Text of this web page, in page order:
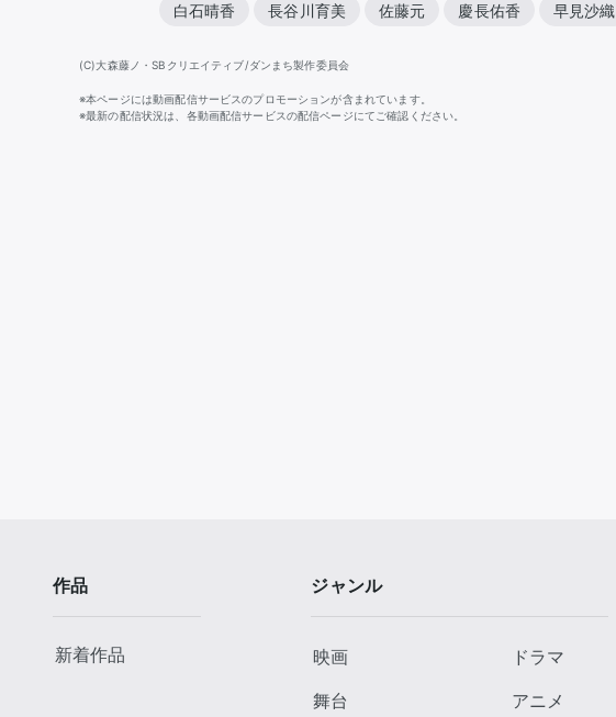
白石晴香 長谷川育美 佐藤元 慶長佑香 早見沙織
(C)大森藤ノ・SBクリエイティブ/ダンまち製作委員会
※本ページには動画配信サービスのプロモーションが含まれています。
※最新の配信状況は、各動画配信サービスの配信ページにてご確認ください。
作品
新着作品
ジャンル
映画
舞台
ドラマ
アニメ